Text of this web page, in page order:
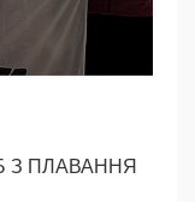
З ПЛАВАННЯ